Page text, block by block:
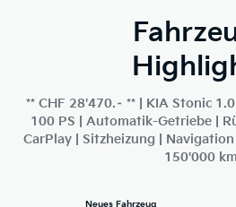
** CHF 28'470.– ** | KIA Stonic 1.0
100 PS | Automatik-Getriebe |
CarPlay | Sitzheizung |
150'000 km
Neues Fahrzeug